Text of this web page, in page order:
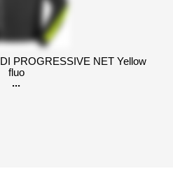
PROGRESSIVE NET Yellow
fluo